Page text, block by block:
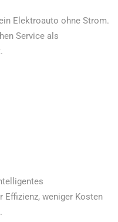
Elektroauto ohne Strom.
Service als
Effizienz, weniger Kosten